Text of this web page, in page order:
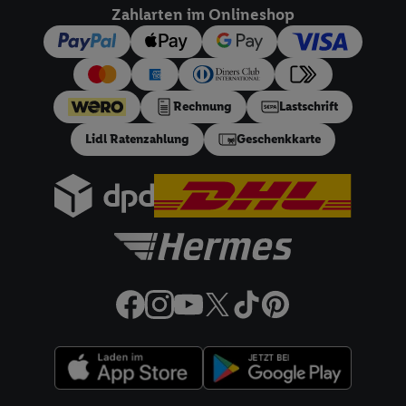
Zahlarten im Onlineshop
Rechnung Lastschrift
Lidl Ratenzahlung Geschenkkarte
dieser Werbeausspielungen.
Sofern Sie hier Ihre Zustimmung dazu erteilen und danach ein
Lidl Plus-Konto erstellen bzw. sich in Ihr bestehendes Lidl
Plus-Konto einloggen, kann darüber hinaus auch Ihre dort
angegebene E-Mail-Adresse von uns in gemeinsamer
Verantwortlichkeit mit einem der oben genannten Partner
verwendet werden, um daraus eine spezielle Online-Kennung
die sogleich beschriebene Utiq-Kennung verwenden können,
um Sie in von Dritten betriebenen Diensten zu erkennen und
uns und einem der anderen oben genannten Partner auch Ihre
gemeinsamer Verantwortlichkeit verarbeitet.
Zudem erlauben Sie uns, der Utiq SA/NV („Utiq“) und
in den Lidl-Diensten einzusetzen. Utiq prüft zunächst anhand
Ihrer IP-Adresse, ob die Technologie für Sie verfügbar ist.